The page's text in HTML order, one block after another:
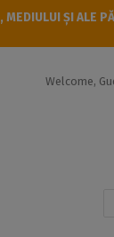
MEDIULUI ȘI ALE
Welcome,